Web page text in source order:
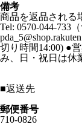
備考
商品を返品される
Tel: 0570-044-733
切り時間14:00) ●
み、日・祝日は休
■返送先
郵便番号
710-0826